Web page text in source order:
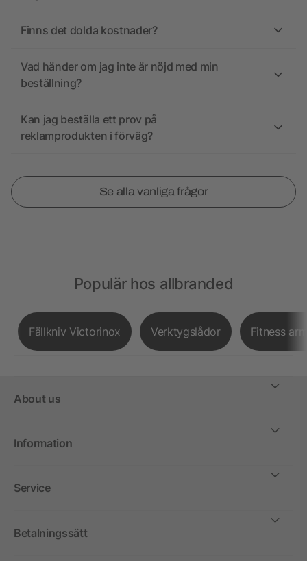
Finns det dolda kostnader?
Vad händer om jag inte är nöjd med min
beställning?
Kan jag beställa ett prov på
reklamprodukten i förväg?
Se alla vanliga frågor
Populär hos allbranded
Fällkniv Victorinox Verktygslådor Fitness
About us
Information
Service
Betalningssätt